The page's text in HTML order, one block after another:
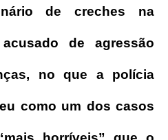
de creches na
de agressão
no que a polícia
como um dos casos